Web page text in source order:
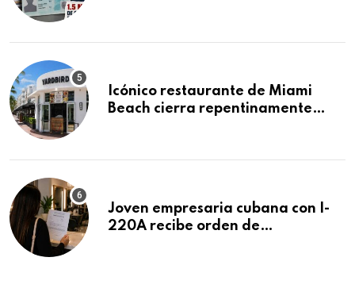
Icónico restaurante de Miami
Beach cierra repentinamente
Joven empresaria cubana con I-
220A recibe orden de